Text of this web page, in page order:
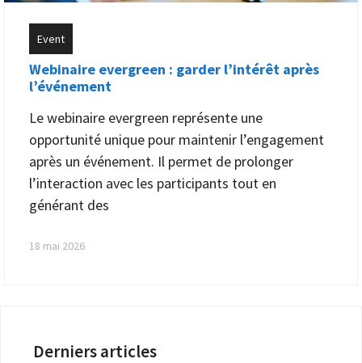
Event
Webinaire evergreen : garder l’intérêt après
l’événement
Le webinaire evergreen représente une
opportunité unique pour maintenir l’engagement
après un événement. Il permet de prolonger
l’interaction avec les participants tout en
générant des
18 mai 2026
Derniers articles